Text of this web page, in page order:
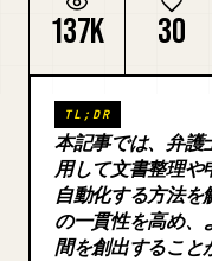
ダウンロード
ブログ
更新情報
137K 30
TL;DR
本記事では、弁護
用して文書整理
自動化する方法
の一貫性を高め
間を創出すること